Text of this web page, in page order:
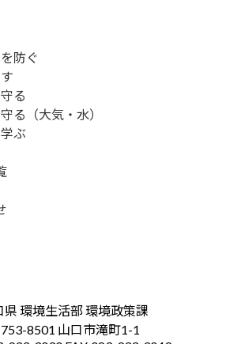
防ぐ
る
る（大気・水）
ぶ
県 環境生活部 環境政策課
753-8501 山口市滝町1-1